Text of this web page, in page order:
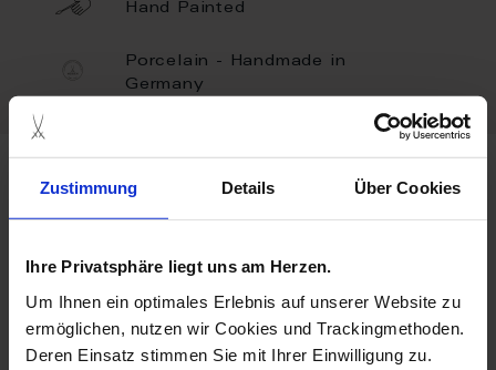
Zustimmung Details Über Cookies
Ihre Privatsphäre liegt uns am Herzen.
Um Ihnen ein optimales Erlebnis auf unserer Website zu
ermöglichen, nutzen wir Cookies und Trackingmethoden.
Deren Einsatz stimmen Sie mit Ihrer Einwilligung zu.
Hand Painted
Porcelain - Handmade in
Germany
more products from the heart